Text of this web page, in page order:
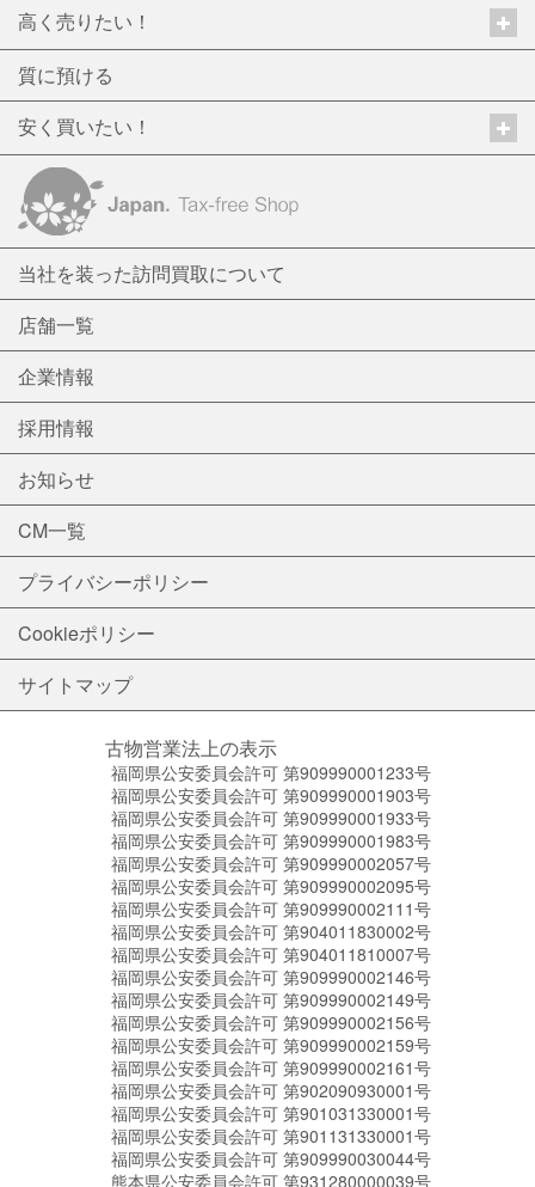
高く売りたい！
質に預ける
安く買いたい！
当社を装った訪問買取について
店舗一覧
企業情報
採用情報
お知らせ
CM一覧
プライバシーポリシー
Cookieポリシー
サイトマップ
古物営業法上の表示
福岡県公安委員会許可 第909990001233号
福岡県公安委員会許可 第909990001903号
福岡県公安委員会許可 第909990001933号
福岡県公安委員会許可 第909990001983号
福岡県公安委員会許可 第909990002057号
福岡県公安委員会許可 第909990002095号
福岡県公安委員会許可 第909990002111号
福岡県公安委員会許可 第904011830002号
福岡県公安委員会許可 第904011810007号
福岡県公安委員会許可 第909990002146号
福岡県公安委員会許可 第909990002149号
福岡県公安委員会許可 第909990002156号
福岡県公安委員会許可 第909990002159号
福岡県公安委員会許可 第909990002161号
福岡県公安委員会許可 第902090930001号
福岡県公安委員会許可 第901031330001号
福岡県公安委員会許可 第901131330001号
福岡県公安委員会許可 第909990030044号
熊本県公安委員会許可 第931280000039号